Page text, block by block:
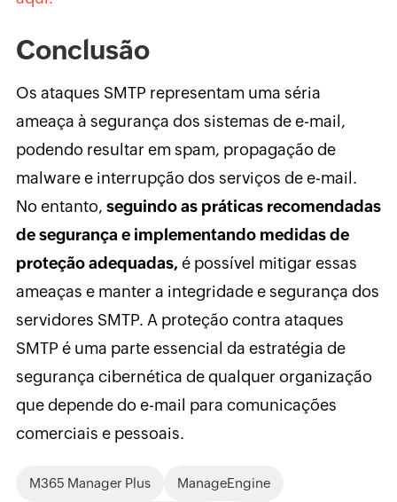
Conclusão
Os ataques SMTP representam uma séria
ameaça à segurança dos sistemas de e-mail,
podendo resultar em spam, propagação de
malware e interrupção dos serviços de e-mail.
No entanto, seguindo as práticas recomendadas
de segurança e implementando medidas de
proteção adequadas,é possível mitigar essas
ameaças e manter a integridade e segurança dos
servidores SMTP. A proteção contra ataques
SMTP é uma parte essencial da estratégia de
segurança cibernética de qualquer organização
que depende do e-mail para comunicações
comerciais e pessoais.
M365 Manager Plus ManageEngine